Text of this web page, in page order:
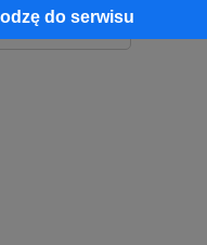
do serwisu